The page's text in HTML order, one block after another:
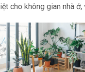
cho không gian nhà